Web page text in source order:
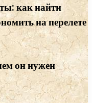
как найти
на перелете
он нужен